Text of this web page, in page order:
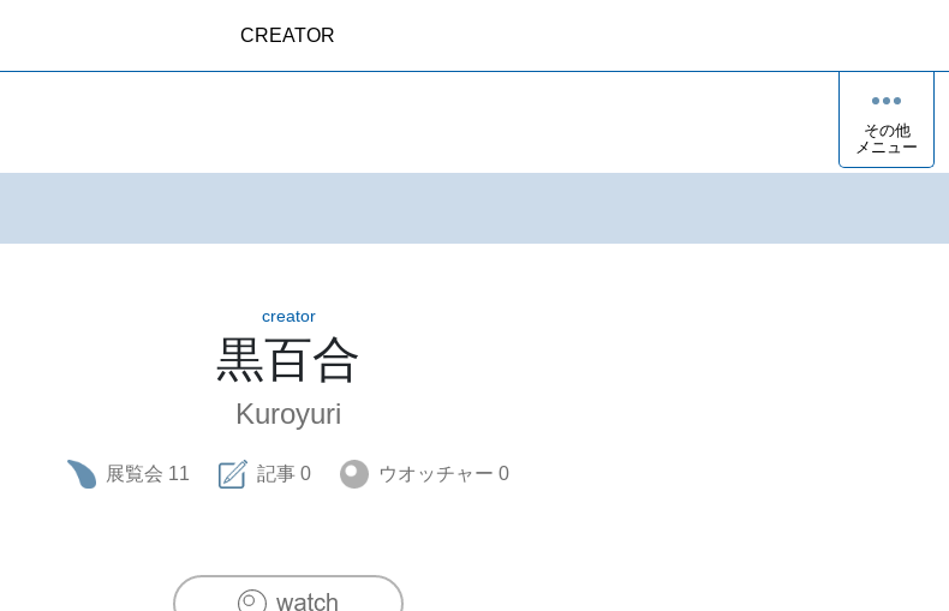
CREATOR
その他
メニュー
creator
黒百合
Kuroyuri
展覧会 11 記事 0 ウオッチャー 0